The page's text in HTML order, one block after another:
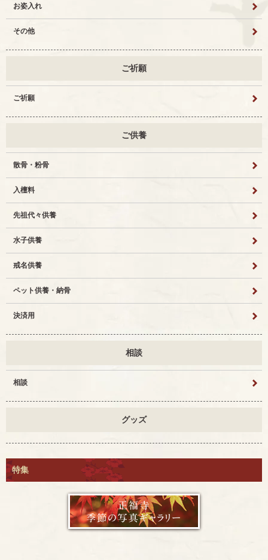
お姿入れ
その他
ご祈願
ご祈願
ご供養
散骨・粉骨
入檀料
先祖代々供養
水子供養
戒名供養
ペット供養・納骨
決済用
相談
相談
グッズ
特集